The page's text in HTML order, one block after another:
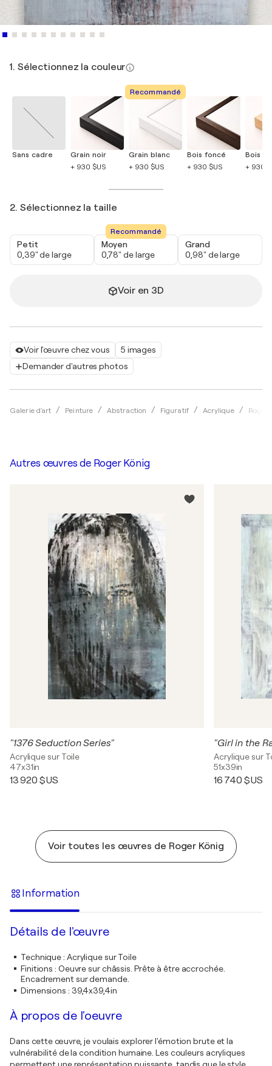
Voir l'œuvre chez vous
5 images
Demander d'autres photos
Galerie d'art Peinture Abstraction Figuratif Acrylique Roger
1. Sélectionnez la couleur
Sans cadre
Grain noir
+ 930 $US
Recommandé
Grain blanc
+ 930 $US
Bois foncé
+ 930 $US
Bois
+ 930
2. Sélectionnez la taille
Petit
0,39" de large
Recommandé
Moyen
0,78" de large
Grand
0,98" de large
Voir en 3D
Autres œuvres de Roger König
"1376 Seduction Series"
Acrylique sur Toile
47x31in
13 920 $US
"Girl in the
Acrylique sur
51x39in
16 740 $US
Voir toutes les œuvres de Roger König
Information
Détails de l'œuvre
Technique: Acrylique sur Toile
Finitions : Oeuvre sur châssis. Prête à être accrochée.
Encadrement sur demande.
Dimensions : 39,4x39,4in
À propos de l'oeuvre
Dans cette œuvre, je voulais explorer l'émotion brute et la
vulnérabilité de la condition humaine. Les couleurs acryliques